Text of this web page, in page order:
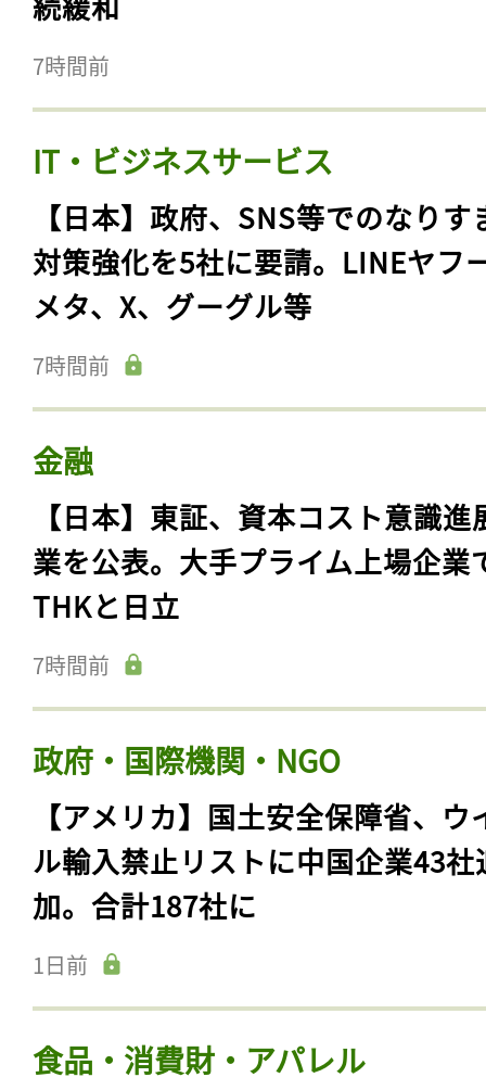
7時間前
IT・ビジネスサービス
【日本】政府、SNS等でのなりす
対策強化を5社に要請。LINEヤフ
メタ、X、グーグル等
7時間前
金融
【日本】東証、資本コスト意識進
業を公表。大手プライム上場企業
THKと日立
7時間前
政府・国際機関・NGO
【アメリカ】国土安全保障省、ウ
ル輸入禁止リストに中国企業43社
加。合計187社に
1日前
食品・消費財・アパレル